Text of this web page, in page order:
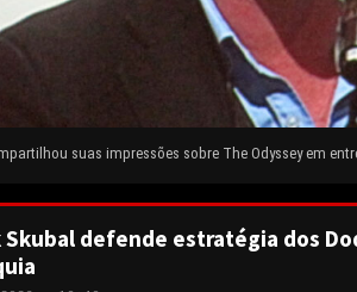
suas impressões sobre The Odyssey em
Skubal defende estratégia dos